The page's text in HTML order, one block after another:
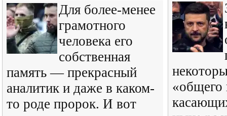
Для более-менее
грамотного
человека его
собственная
память — прекрасный
аналитик и даже в каком-
то роде пророк. И вот
«общего